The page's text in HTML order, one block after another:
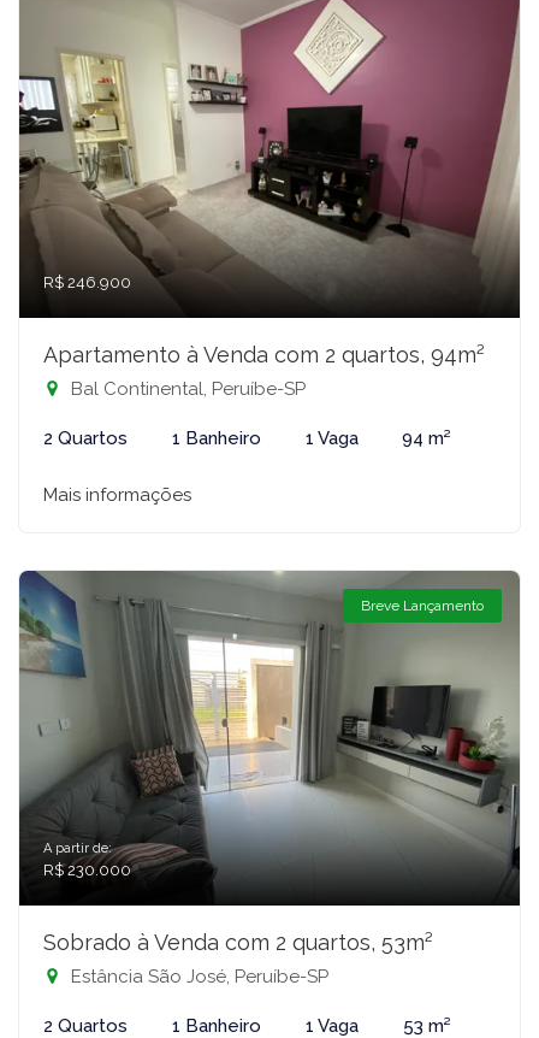
R$ 246.900
Apartamento à Venda com 2 quartos, 94m²
Bal Continental, Peruíbe-SP
2 Quartos 1 Banheiro 1 Vaga 94 m²
Mais informações
Breve Lançamento
A partir de:
R$ 230.000
Sobrado à Venda com 2 quartos, 53m²
Estância São José, Peruíbe-SP
2 Quartos 1 Banheiro 1 Vaga 53 m²